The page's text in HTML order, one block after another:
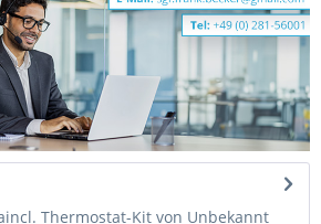
Thermostat-Kit von Unbekannt